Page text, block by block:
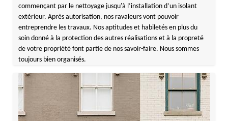
commençant par le nettoyage jusqu'à l’installation d’un isolant
extérieur. Après autorisation, nos ravaleurs vont pouvoir
entreprendre les travaux. Nos aptitudes et habiletés en plus du
soin donné à la protection des autres réalisations et à la propreté
de votre propriété font partie de nos savoir-faire. Nous sommes
toujours bien organisés.